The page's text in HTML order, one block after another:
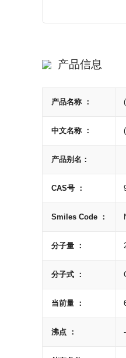
产品信息
产品名称 ：
中文名称 ：
产品别名：
CAS号 ：
Smiles Code ：
分子量 ：
分子式 ：
当前量 ：
沸点 ： -